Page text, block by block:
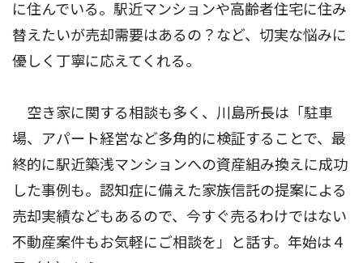
に住んでいる。駅近マンションや高齢者住宅に住み
替えたいが売却需要はあるの？など、切実な悩みに
優しく丁寧に応えてくれる。
空き家に関する相談も多く、川島所長は「駐車
場、アパート経営など多角的に検証することで、最
終的に駅近築浅マンションへの資産組み換えに成功
した事例も。認知症に備えた家族信託の提案による
売却実績などもあるので、今すぐ売るわけではない
不動産案件もお気軽にご相談を」と話す。年始は４